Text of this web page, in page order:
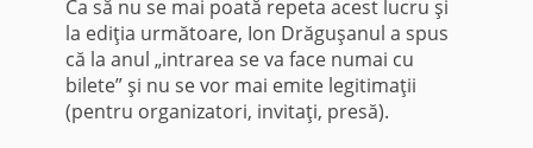
Ca să nu se mai poată repeta acest lucru şi
la ediţia următoare, Ion Drăguşanul a spus
că la anul „intrarea se va face numai cu
bilete” şi nu se vor mai emite legitimaţii
(pentru organizatori, invitaţi, presă).